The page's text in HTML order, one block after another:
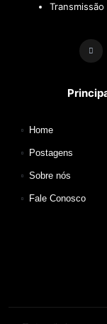
Home
Postagens
Sobre nós
Fale Conosco